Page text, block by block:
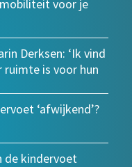
voor je
Derksen: ‘Ik vind
is voor hun
‘afwijkend’?
de kindervoet